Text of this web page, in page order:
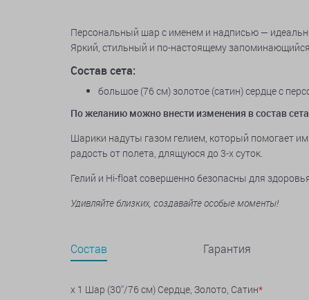
Персональный шар с именем и надписью —
Яркий, стильный и по-настоящему
Состав сета:
большое (76 см) золотое (сатин) сердце с
По желанию можно внести изменения в состав сета
Шарики надуты газом гелием, который помогает
радость от полета, длящуюся до 3-х суток.
Гелий и Hi-float совершенно безопасны для
Удивляйте близких, создавайте особые моменты!
Состав Гарантия
x 1 Шар (30''/76 см) Сердце, Золото, Сатин*